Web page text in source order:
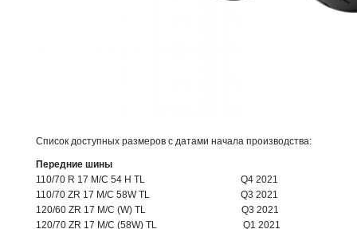
Список доступных размеров с датами начала производства:
Передние шины
110/70 R 17 M/C 54 H TL Q4 2021
110/70 ZR 17 M/C 58W TL Q3 2021
120/60 ZR 17 M/C (W) TL Q3 2021
120/70 ZR 17 M/C (58W) TL Q1 2021